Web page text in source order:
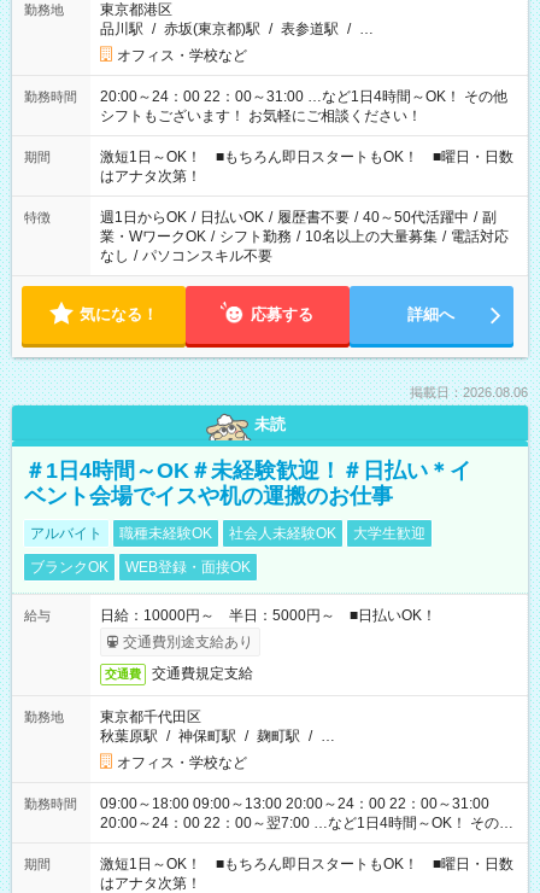
勤務地
東京都港区
品川駅 / 赤坂(東京都)駅 / 表参道駅 / …
オフィス・学校など
勤務時間
20:00～24：00 22：00～31:00 …など1日4時間～OK！ その他
シフトもございます！ お気軽にご相談ください！
期間
激短1日～OK！ ■もちろん即日スタートもOK！ ■曜日・日数
はアナタ次第！
特徴 週1日からOK / 日払いOK / 履歴書不要 / 40～50代活躍中 / 副
業・WワークOK / シフト勤務 / 10名以上の大量募集 / 電話対応
なし / パソコンスキル不要
気になる！ 応募する 詳細へ
掲載日：2026.08.06
未読
＃1日4時間～OK＃未経験歓迎！＃日払い＊イ
ベント会場でイスや机の運搬のお仕事
アルバイト 職種未経験OK 社会人未経験OK
大学生歓迎
ブランクOK
WEB登録・面接OK
給与
日給：10000円～ 半日：5000円～ ■日払いOK！
交通費別途支給あり
交通費 交通費規定支給
勤務地
東京都千代田区
秋葉原駅 / 神保町駅 / 麹町駅 / …
オフィス・学校など
勤務時間
09:00～18:00 09:00～13:00 20:00～24：00 22：00～31:00
20:00～24：00 22：00～翌7:00 …など1日4時間～OK！ その他
シフトもございます！ お気軽にご相談ください！
期間
激短1日～OK！ ■もちろん即日スタートもOK！ ■曜日・日数
はアナタ次第！